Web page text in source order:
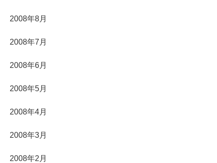
2008年8月
2008年7月
2008年6月
2008年5月
2008年4月
2008年3月
2008年2月